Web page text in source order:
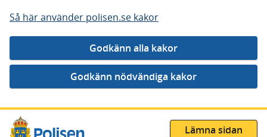
Så här använder polisen.se kakor
Gå direkt till innehåll
Lämna sidan